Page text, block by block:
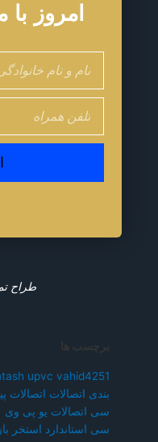
امروز
طراح
برچسب ها
upvc vahid4251
بندی
اتصالات اتصالات
سی
اتصالات یو پی وی
سی
استاندارد استخر